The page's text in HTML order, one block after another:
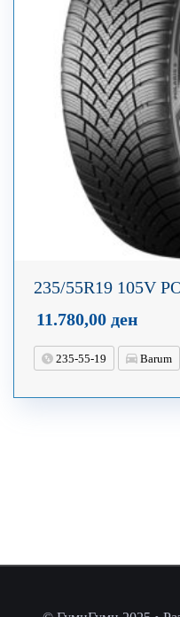
235/55R19 105V
11.780,00 ден
235-55-19 Barum